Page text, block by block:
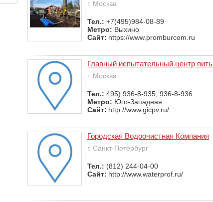
г. Москва
Тел.: +7(495)984-08-89
Метро: Выхино
Сайт: https://www.promburcom.ru
Главный испытательный центр
г. Москва
Тел.: 495) 936-8-935, 936-8-936
Метро: Юго-Западная
Сайт: http://www.gicpv.ru/
Городская Водоочистная Компания
г. Санкт-Петербург
Тел.: (812) 244-04-00
Сайт: http://www.waterprof.ru/